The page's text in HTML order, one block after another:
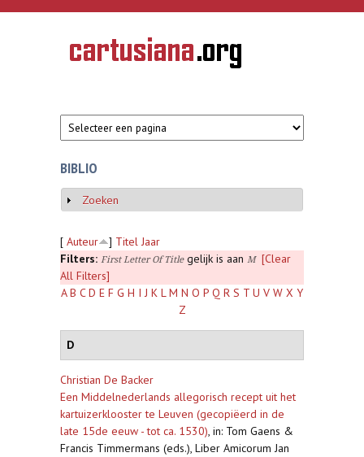
Overslaan en naar de inhoud gaan
CARTUSIANA
Geschiedenis
van de
BIBLIO
Weergeven
Zoeken
[ Auteur ] Titel Jaar
Filters: First Letter Of Titlegelijk is aan M
[Clear
All Filters]
A B C D E F G H I J K L M N O P Q R S T U V W X Y
Z
D
Christian De Backer
Een Middelnederlands allegorisch recept uit het
kartuizerklooster te Leuven (gecopiëerd in de
late 15de eeuw - tot ca. 1530), in: Tom Gaens &
Francis Timmermans (eds.), Liber Amicorum Jan